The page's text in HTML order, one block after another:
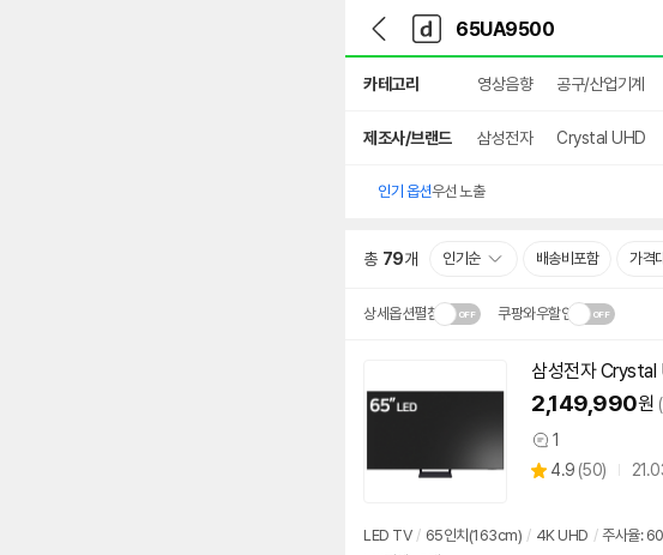
다
나
와
가
기
다
와
메
인
카테고리 영상음향 공구/산업기계
제조사/브랜드 삼성전자 Crystal UHD
인기 옵션우선 노출
총 79개 인기순 배송비포함 가격
상세옵션펼침 쿠팡와우할인
배송·설치비가 달라집니다.
기
삼성전자
2,149,990원
상
품
1
별
4.9 (상
뷰
50)
LED TV / 65인치(163cm) / 4K UHD / 주사율: